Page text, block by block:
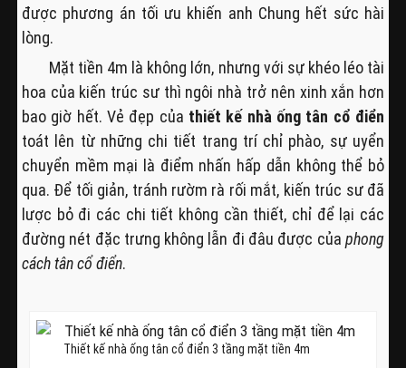
được phương án tối ưu khiến anh Chung hết sức hài
lòng.
Mặt tiền 4m là không lớn, nhưng với sự khéo léo tài
hoa của kiến trúc sư thì ngôi nhà trở nên xinh xắn hơn
bao giờ hết. Vẻ đẹp của thiết kế nhà ống tân cổ điển
toát lên từ những chi tiết trang trí chỉ phào, sự uyển
chuyển mềm mại là điểm nhấn hấp dẫn không thể bỏ
qua. Để tối giản, tránh rườm rà rối mắt, kiến trúc sư đã
lược bỏ đi các chi tiết không cần thiết, chỉ để lại các
đường nét đặc trưng không lẫn đi đâu được củaphong
cách tân cổ điển.
Thiết kế nhà ống tân cổ điển 3 tầng mặt tiền 4m